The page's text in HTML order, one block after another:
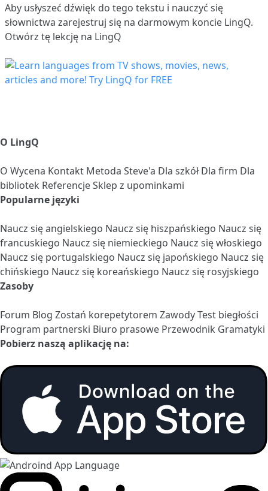
Aby usłyszeć dźwięk do tego tekstu i nauczyć się
słownictwa zarejestruj się na darmowym koncie LingQ.
Otwórz tę lekcję na LingQ
O LingQ
O Wycena Kontakt Metoda Steve'a Dla szkół Dla firm Dla
bibliotek ReferencjeSklep z upominkami
Popularne języki
Naucz się angielskiego Naucz się hiszpańskiego Naucz się
francuskiego Naucz się niemieckiego Naucz się włoskiego
Naucz się portugalskiego Naucz się japońskiego Naucz się
chińskiego Naucz się koreańskiego Naucz się rosyjskiego
Zasoby
Forum Blog Zostań korepetytorem ZawodyTest biegłości
Program partnerski Biuro prasowe Przewodnik Gramatyki
Pobierz naszą aplikację na: